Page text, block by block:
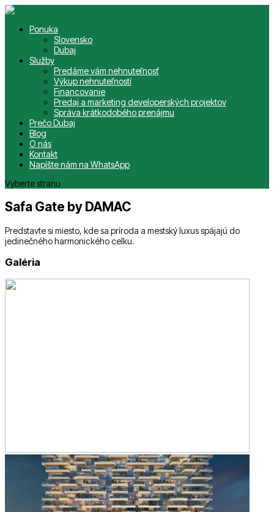
Ponuka
Slovensko
Dubaj
Služby
Predáme vám nehnuteľnosť
Výkup nehnuteľností
Financovanie
Predaj a marketing developerských projektov
Správa krátkodobého prenájmu
Prečo Dubaj
Blog
O nás
Kontakt
Napíšte nám na WhatsApp
Vyberte stranu
Safa Gate by DAMAC
Predstavte si miesto, kde sa príroda a mestský luxus spájajú do
jedinečného harmonického celku.
Galéria